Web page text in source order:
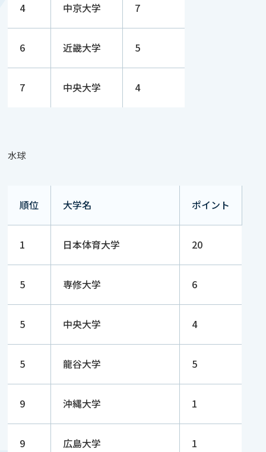
4 中京大学 7
6 近畿大学 5
7 中央大学 4
水球
順位 大学名 ポイント
1 日本体育大学 20
5 専修大学 6
5 中央大学 4
5 龍谷大学 5
9 沖縄大学 1
9 広島大学 1